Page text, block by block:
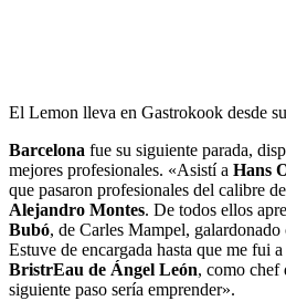
El Lemon lleva en Gastrokook desde
Barcelona fue su siguiente parada,
mejores profesionales. «Asistí a Hans
que pasaron profesionales del calibre de
Alejandro Montes. De todos ellos
Bubó, de Carles Mampel, galardonado
Estuve de encargada hasta que me fui
BristrEau de Ángel León, como chef
siguiente paso sería emprender».